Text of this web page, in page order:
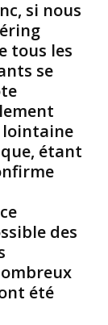
si nous
tous les
se
lointaine
étant
des
été